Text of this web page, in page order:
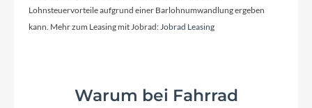
Aluminium
Lohnsteuervorteile aufgrund einer Barlohnumwandlung ergeben
kann. Mehr zum Leasing mit Jobrad:Jobrad Leasing
Warum bei Fahrrad